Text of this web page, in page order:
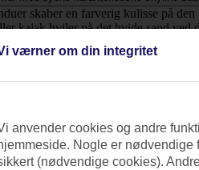
værner om din integritet
anvender cookies og andre
Nogle er nødvendige
(nødvendige cookies).